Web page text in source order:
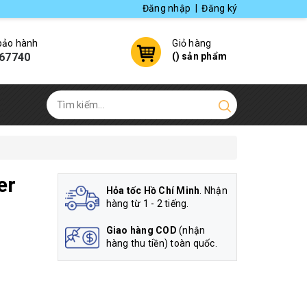
Đăng nhập Đăng ký
hành
Giỏ hàng
() sản phẩm
Hỏa tốc Hồ Chí Minh. Nhận
hàng từ 1 - 2 tiếng.
Giao hàng COD (nhận
hàng thu tiền) toàn quốc.